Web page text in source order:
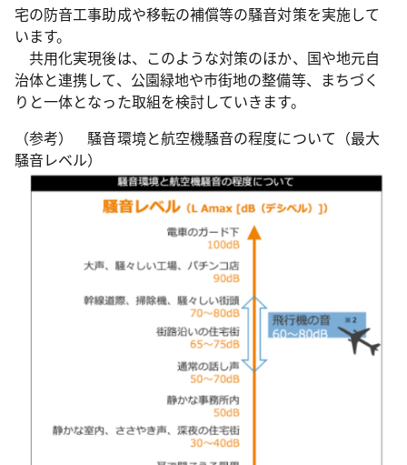
宅の防音工事助成や移転の補償等の騒音対策を実施して
います。
共用化実現後は、このような対策のほか、国や地元自
治体と連携して、公園緑地や市街地の整備等、まちづく
りと一体となった取組を検討していきます。
（参考） 騒音環境と航空機騒音の程度について（最大
騒音レベル）